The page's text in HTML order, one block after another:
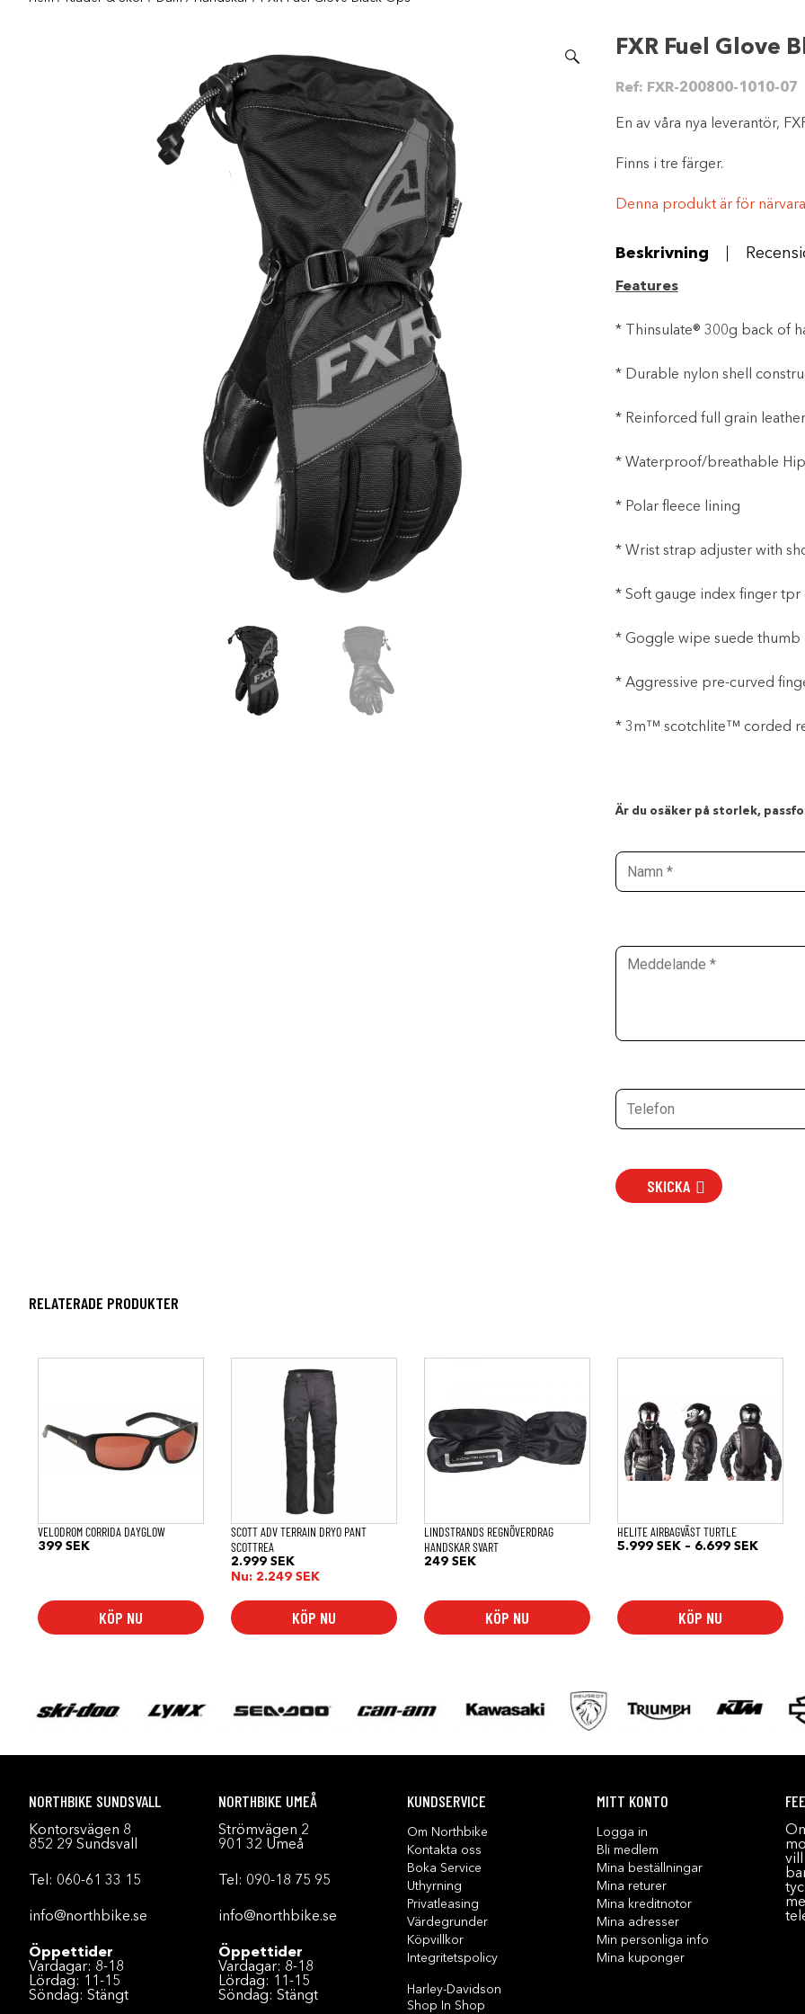
FXR Fuel Glove
Ref: FXR-200800-1010-07
En av våra nya leverantör,
Finns i tre färger.
Denna produkt är för
Beskrivning
Features
* Thinsulate® 300g back of
* Durable nylon shell
* Reinforced full grain
* Waterproof/breathable
* Polar fleece lining
* Wrist strap adjuster with
* Soft gauge index finger
* Goggle wipe suede thumb
* Aggressive pre-curved
* 3m™ scotchlite™ corded
Är du osäker på storlek,
SKICKA
RELATERADE PRODUKTER
VELODROM CORRIDA DAYGLOW
399 SEK
KÖP NU
SCOTT ADV TERRAIN DRYO PANT
SCOTTREA
2.999SEK
Nu: 2.249SEK
KÖP NU
produkten
varianter.
alternativen
på
produktsidan
LINDSTRANDS REGNÖVERDRAG
HANDSKAR SVART
249SEK
KÖP NU
har
flera
varianter.
De
olika
på
produktsidan
HELITE AIRBAGVÄST TURTLE
5.999SEK – 6.699SEK
KÖP NU
flera
varianter.
De
olika
alternativen
på
produktsidan
NORTHBIKE SUNDSVALL
Kontorsvägen 8
852 29 Sundsvall
Tel: 060-61 33 15
info@northbike.se
Öppettider
Vardagar: 8-18
Lördag: 11-15
Söndag: Stängt
NORTHBIKE UMEÅ
Strömvägen 2
901 32 Umeå
Tel: 090-18 75 95
info@northbike.se
Öppettider
Vardagar: 8-18
Lördag: 11-15
Söndag: Stängt
KUNDSERVICE
Om Northbike
Kontakta oss
Boka Service
Uthyrning
Privatleasing
Värdegrunder
Köpvillkor
Integritetspolicy
Harley-Davidson
Shop In Shop
MITT KONTO
Logga in
Bli medlem
Mina beställningar
Mina returer
Mina kreditnotor
Mina adresser
Min personliga info
Mina kuponger